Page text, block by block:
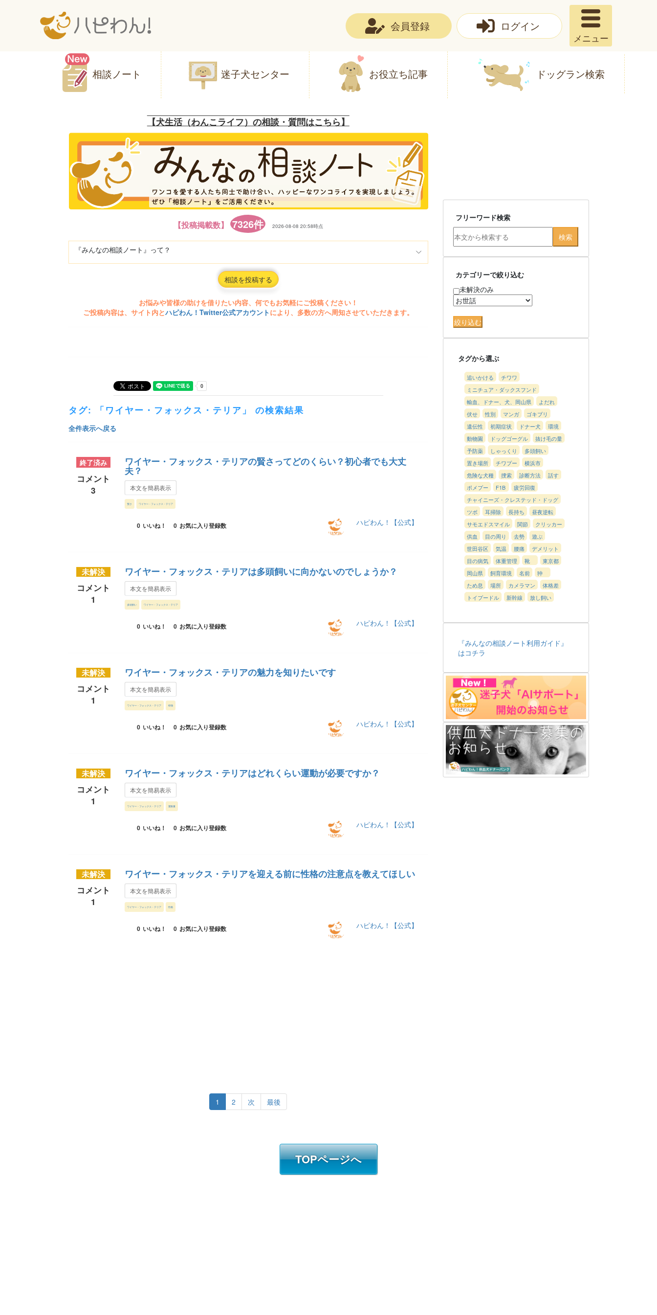
会員登録 ログイン
メニュー
相談ノート 迷子犬センター お役立ち記事 ドッグラン検索
【犬生活（わんこライフ）の相談・質問はこちら】
【投稿掲載数】 7326件 2026-08-08 20:58時点
『みんなの相談ノート』って？
相談を投稿する
お悩みや皆様の助けを借りたい内容、何でもお気軽にご投稿ください！
ご投稿内容は、サイト内とハピわん！Twitter公式アカウントにより、多数の方へ周知させていただきます。
タグ: 「ワイヤー・フォックス・テリア」 の検索結果
全件表示へ戻る
終了済み
コメント
3
ワイヤー・フォックス・テリアの賢さってどのくらい？初心者でも大丈
夫？
本文を簡易表示
賢さ ワイヤー・フォックス・テリア
0 いいね！ 0 お気に入り登録数 ハピわん！【公式】
未解決
コメント
1
ワイヤー・フォックス・テリアは多頭飼いに向かないのでしょうか？
本文を簡易表示
多頭飼い ワイヤー・フォックス・テリア
0 いいね！ 0 お気に入り登録数 ハピわん！【公式】
未解決
コメント
1
ワイヤー・フォックス・テリアの魅力を知りたいです
本文を簡易表示
ワイヤー・フォックス・テリア 特徴
0 いいね！ 0 お気に入り登録数 ハピわん！【公式】
未解決
コメント
1
ワイヤー・フォックス・テリアはどれくらい運動が必要ですか？
本文を簡易表示
ワイヤー・フォックス・テリア 運動量
0 いいね！ 0 お気に入り登録数 ハピわん！【公式】
未解決
コメント
1
ワイヤー・フォックス・テリアを迎える前に性格の注意点を教えてほしい
本文を簡易表示
ワイヤー・フォックス・テリア 性格
0 いいね！ 0 お気に入り登録数 ハピわん！【公式】
1 2 次 最後
フリーワード検索
カテゴリーで絞り込む
未解決のみ
タグから選ぶ
追いかける
チワワ
ミニチュア・ダックスフンド
輸血、ドナー、犬、岡山県
よだれ
伏せ
性別 マンガ
ゴキブリ
遺伝性
初期症状 ドナー犬
環境
動物園
ドッグゴーグル
抜け毛の量
予防薬
しゃっくり
多頭飼い
置き場所
チワプー
横浜市
危険な犬種
捜索 診断方法
話す
ポメプー
F1B
疲労回復
チャイニーズ・クレステッド・ドッグ
ツボ
耳掃除 長持ち
昼夜逆転
サモエドスマイル
関節
クリッカー
供血
目の周り 去勢
遊ぶ
世田谷区
気温 腰痛
デメリット
目の病気
体重管理 靴
東京都
岡山県
飼育環境 名前
狆
ため息
場所 カメラマン
体格差
トイプードル
新幹線 放し飼い
『みんなの相談ノート利用ガイド』
はコチラ
TOPページへ